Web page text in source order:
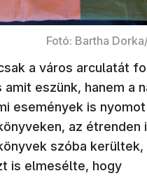
Fotó: Bartha
a város arculatát
amit eszünk, hanem a
események is
az étrenden
szóba kerültek,
is elmesélte, hogy